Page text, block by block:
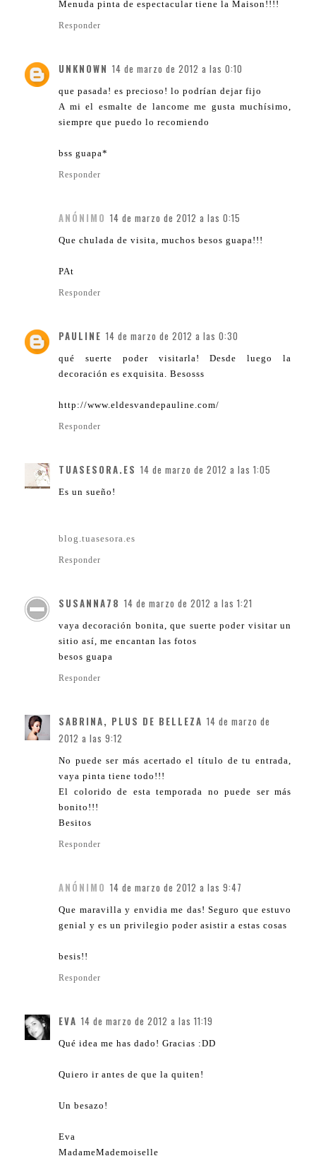
Menuda pinta de espectacular tiene la Maison!!!!
Responder
UNKNOWN 14 de marzo de 2012 a las 0:10
que pasada! es precioso! lo podrían dejar fijo
A mi el esmalte de lancome me gusta muchísimo,
siempre que puedo lo recomiendo
bss guapa*
Responder
ANÓNIMO 14 de marzo de 2012 a las 0:15
Que chulada de visita, muchos besos guapa!!!
PAt
Responder
PAULINE 14 de marzo de 2012 a las 0:30
qué suerte poder visitarla! Desde luego la
decoración es exquisita. Besosss
http://www.eldesvandepauline.com/
Responder
TUASESORA.ES 14 de marzo de 2012 a las 1:05
Es un sueño!
blog.tuasesora.es
Responder
SUSANNA78 14 de marzo de 2012 a las 1:21
vaya decoración bonita, que suerte poder visitar un
sitio así, me encantan las fotos
besos guapa
Responder
SABRINA, PLUS DE BELLEZA 14 de marzo de
2012 a las 9:12
No puede ser más acertado el título de tu entrada,
vaya pinta tiene todo!!!
El colorido de esta temporada no puede ser más
bonito!!!
Besitos
Responder
ANÓNIMO 14 de marzo de 2012 a las 9:47
Que maravilla y envidia me das! Seguro que estuvo
genial y es un privilegio poder asistir a estas cosas
besis!!
Responder
EVA 14 de marzo de 2012 a las 11:19
Qué idea me has dado! Gracias :DD
Quiero ir antes de que la quiten!
Un besazo!
Eva
MadameMademoiselle